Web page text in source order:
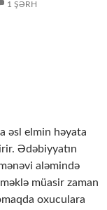
1 ŞƏRH
əsl elmin həyata
Ədəbiyyatın
aləmində
müasir zaman
oxuculara